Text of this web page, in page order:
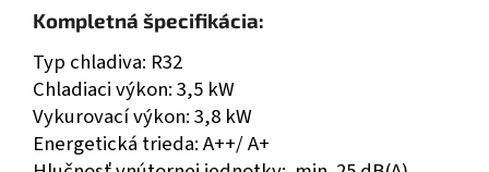
Kompletná špecifikácia:
Typ chladiva: R32
Chladiaci výkon: 3,5 kW
Vykurovací výkon: 3,8 kW
Energetická trieda: A++/ A+